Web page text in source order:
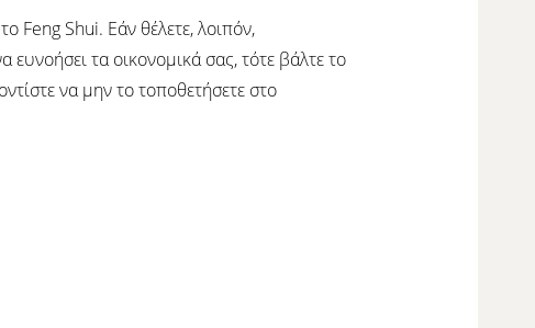
Feng Shui. Εάν θέλετε, λοιπόν,
τα οικονομικά σας, τότε βάλτε το
να μην το τοποθετήσετε στο